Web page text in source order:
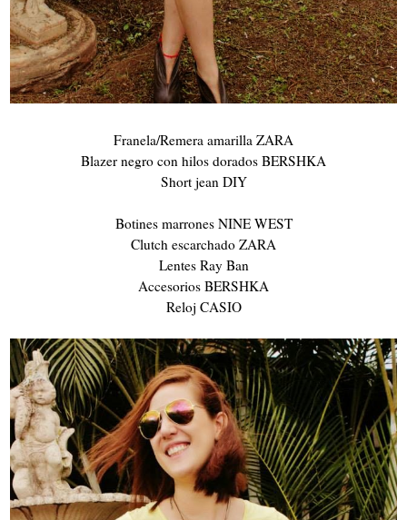
Franela/Remera amarilla ZARA
Blazer negro con hilos dorados BERSHKA
Short jean DIY
Botines marrones NINE WEST
Clutch escarchado ZARA
Lentes Ray Ban
Accesorios BERSHKA
Reloj CASIO